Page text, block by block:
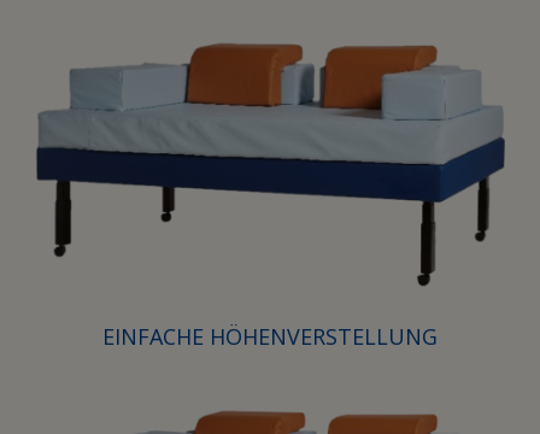
EINFACHE HÖHENVERSTELLUNG